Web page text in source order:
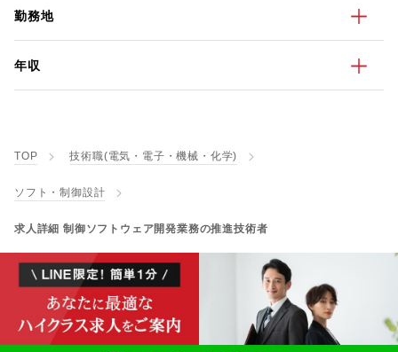
勤務地
年収
TOP 技術職(電気・電子・機械・化学)
ソフト・制御設計
求人詳細 制御ソフトウェア開発業務の推進技術者